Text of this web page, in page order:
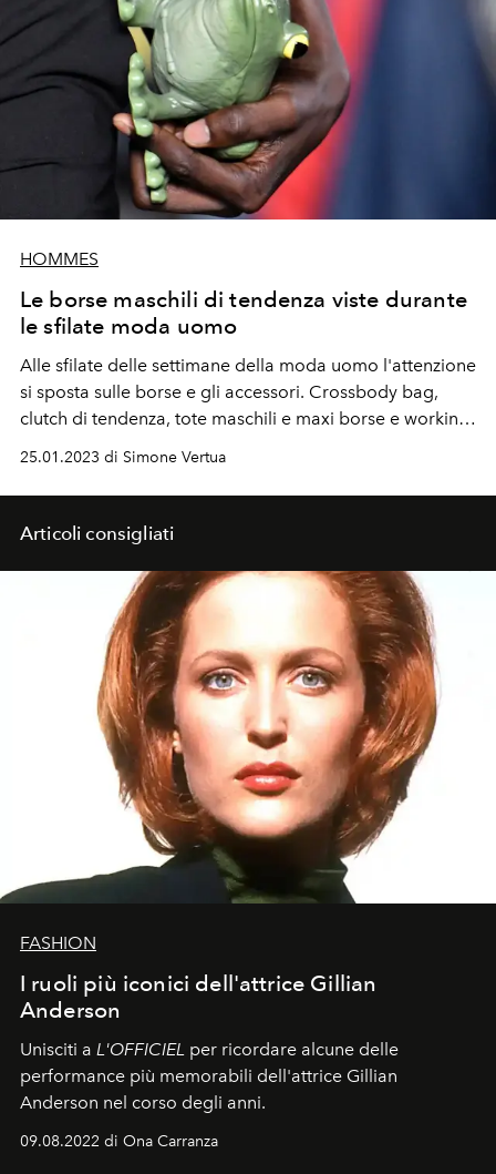
HOMMES
Le borse maschili di tendenza viste durante
le sfilate moda uomo
Alle sfilate delle settimane della moda uomo l'attenzione
si sposta sulle borse e gli accessori. Crossbody bag,
clutch di tendenza, tote maschili e maxi borse e working-
25.01.2023 di Simone Vertua
Articoli consigliati
FASHION
I ruoli più iconici dell'attrice Gillian
Anderson
Unisciti a L'OFFICIEL per ricordare alcune delle
performance più memorabili dell'attrice Gillian
Anderson nel corso degli anni.
09.08.2022 di Ona Carranza